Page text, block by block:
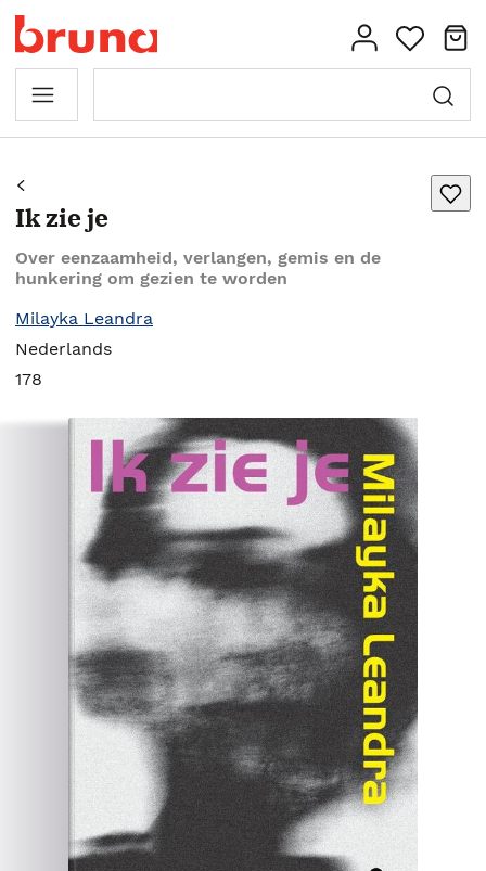
Ik zie je
Over eenzaamheid, verlangen, gemis en de
hunkering om gezien te worden
Milayka Leandra
Nederlands
178